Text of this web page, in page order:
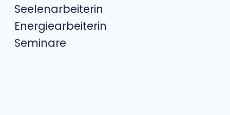
Seelenarbeiterin
Energiearbeiterin
Seminare